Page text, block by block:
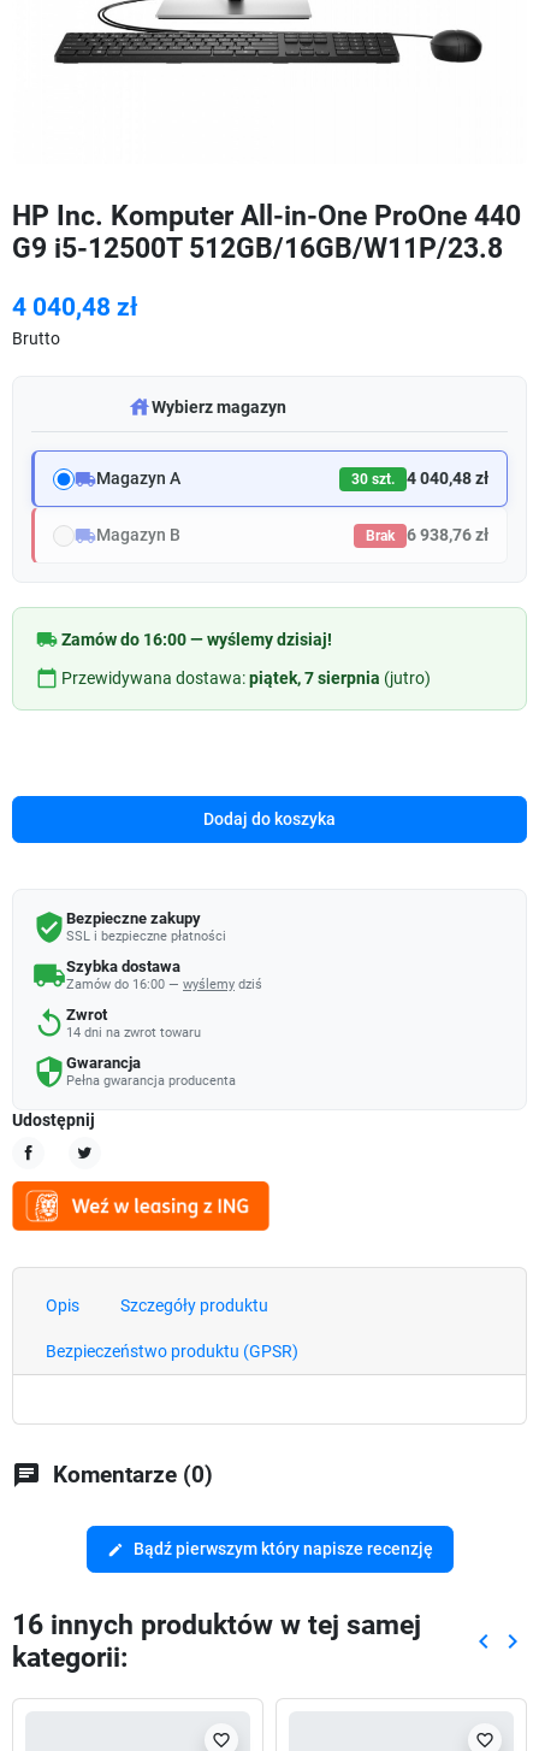
HP Inc. Komputer All-in-One ProOne 440
G9 i5-12500T 512GB/16GB/W11P/23.8
4 040,48 zł
Brutto
warehouseWybierz magazyn
local_shippingMagazyn A 30 szt. 4 040,48 zł
local_shippingMagazyn B Brak 6 938,76 zł
local_shippingZamów do 16:00 — wyślemy dzisiaj!
calendar_today Przewidywana dostawa:piątek, 7 sierpnia (jutro)
Dodaj do koszyka
verified_user Bezpieczne zakupy
SSL i bezpieczne płatności
local_shippingSzybka dostawa
Zamów do 16:00 — wyślemy dziś
replay Zwrot
14 dni na zwrot towaru
security Gwarancja
Pełna gwarancja producenta
Udostępnij
Opis Szczegóły produktu
Bezpieczeństwo produktu (GPSR)
chat Komentarze (0)
edit Bądź pierwszym który napisze recenzję
16 innych produktów w tej samej
kategorii:
keyboard_arrow_left keyboard_arrow_right
favorite_border favorite_border